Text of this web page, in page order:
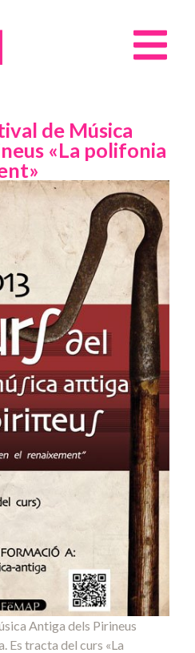
de Música
«La polifonia
Antiga dels Pirineus
Es tracta del curs «La